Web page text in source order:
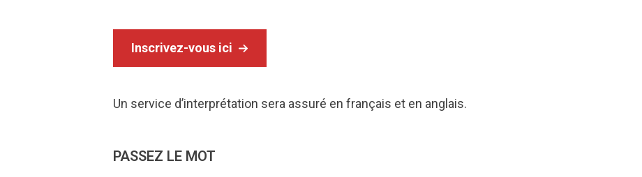
Inscrivez-vous ici
Un service d’interprétation sera assuré en français et en anglais.
PASSEZ LE MOT